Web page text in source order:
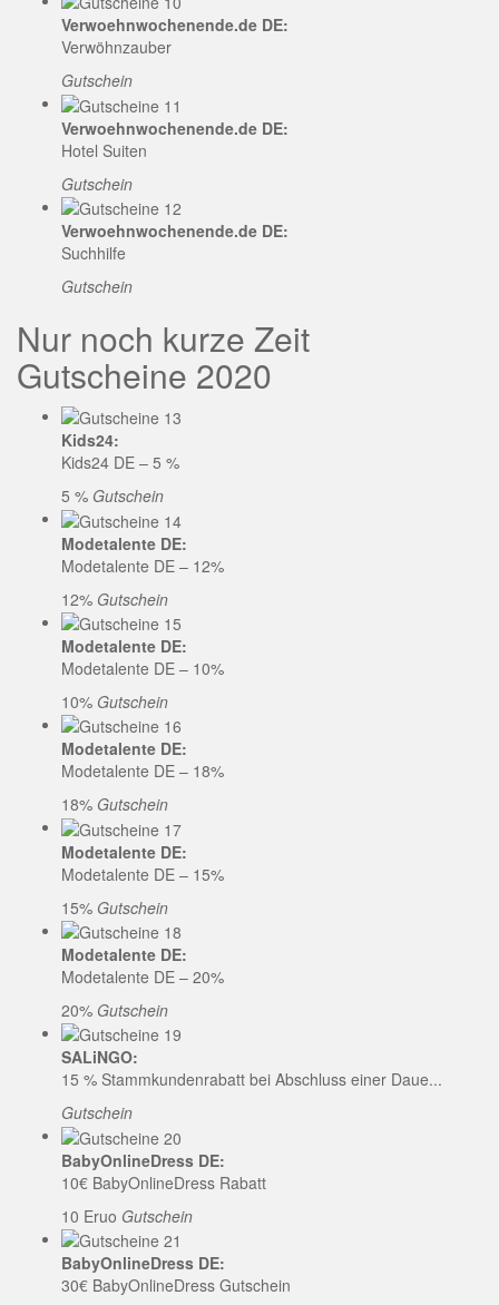
Verwoehnwochenende.de DE:
Verwöhnzauber
Gutschein
Verwoehnwochenende.de DE:
Hotel Suiten
Gutschein
Verwoehnwochenende.de DE:
Suchhilfe
Gutschein
Nur noch kurze Zeit
Gutscheine 2020
Kids24:
Kids24 DE – 5 %
5 % Gutschein
Modetalente DE:
Modetalente DE – 12%
12% Gutschein
Modetalente DE:
Modetalente DE – 10%
10% Gutschein
Modetalente DE:
Modetalente DE – 18%
18% Gutschein
Modetalente DE:
Modetalente DE – 15%
15% Gutschein
Modetalente DE:
Modetalente DE – 20%
20% Gutschein
SALiNGO:
15 % Stammkundenrabatt bei Abschluss einer Daue...
Gutschein
BabyOnlineDress DE:
10€ BabyOnlineDress Rabatt
10 Eruo Gutschein
BabyOnlineDress DE:
30€ BabyOnlineDress Gutschein